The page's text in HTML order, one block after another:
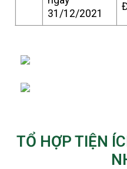
31/12/2021
TỔ HỢP TIỆN